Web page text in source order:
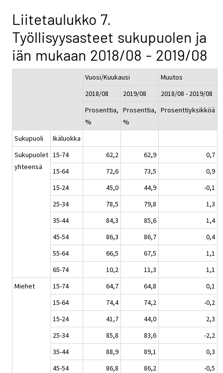
Liitetaulukko 7.
Työllisyysasteet sukupuolen ja
iän mukaan 2018/08 - 2019/08
Vuosi/Kuukausi
Muutos
2018/08
2019/08
2018/08 - 2019/08
Prosenttia,
%
Prosenttia,
%
Prosenttiyksikköä
Sukupuoli
Ikäluokka
Sukupuolet
yhteensä
15-74 62,2 62,9
0,7
15-64
72,6 73,5
0,9
15-24
45,0 44,9
-0,1
25-34
78,5 79,8
1,3
35-44
84,3 85,6
1,4
45-54
86,3 86,7
0,4
55-64
66,5 67,5
1,1
65-74
10,2 11,3
1,1
Miehet
15-74 64,7 64,8
0,1
15-64
74,4 74,2
-0,2
15-24
41,7 44,0
2,3
25-34
85,8 83,6
-2,2
35-44
88,9 89,1
0,3
45-54
86,8 86,2
-0,5